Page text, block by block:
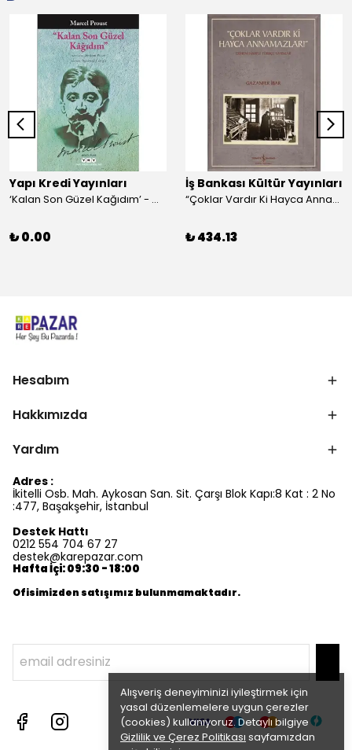
Alışveriş deneyiminizi iyileştirmek için
yasal düzenlemelere uygun çerezler
(cookies) kullanıyoruz. Detaylı bilgiye
Gizlilik ve Çerez Politikası sayfamızdan
Yapı Kredi Yayınları
‘Kalan Son Güzel Kağıdım’ - Marcel Proust
₺ 0.00
İş Bankası Kültür Yayınları
“Çoklar Vardır Ki Hayca Annamazlar!” - Gazanfer İbar
₺ 434.13
Hesabım
Hakkımızda
Yardım
Adres :
İkitelli Osb. Mah. Aykosan San. Sit. Çarşı Blok Kapı:8 Kat : 2 No
:477, Başakşehir, İstanbul
Destek Hattı
0212 554 704 67 27
destek@karepazar.com
Hafta İçi: 09:30 - 18:00
Ofisimizden satışımız bulunmamaktadır.